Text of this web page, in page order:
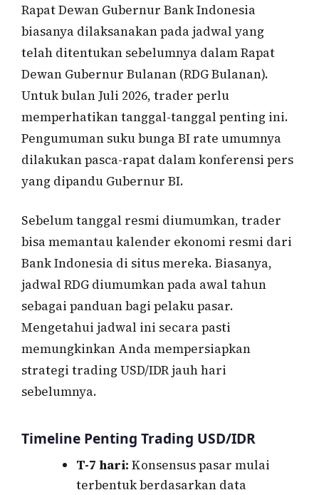
Rapat Dewan Gubernur Bank Indonesia
biasanya dilaksanakan pada jadwal yang
telah ditentukan sebelumnya dalam Rapat
Dewan Gubernur Bulanan (RDG Bulanan).
Untuk bulan Juli 2026, trader perlu
memperhatikan tanggal-tanggal penting ini.
Pengumuman suku bunga BI rate umumnya
dilakukan pasca-rapat dalam konferensi pers
yang dipandu Gubernur BI.
Sebelum tanggal resmi diumumkan, trader
bisa memantau kalender ekonomi resmi dari
Bank Indonesia di situs mereka. Biasanya,
jadwal RDG diumumkan pada awal tahun
sebagai panduan bagi pelaku pasar.
Mengetahui jadwal ini secara pasti
memungkinkan Anda mempersiapkan
strategi trading USD/IDR jauh hari
sebelumnya.
Timeline Penting Trading USD/IDR
T-7 hari: Konsensus pasar mulai
terbentuk berdasarkan data